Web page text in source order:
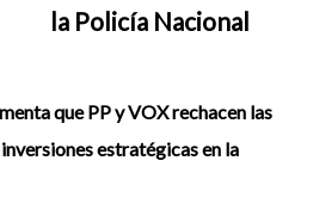
la Policía Nacional
que PP y VOX rechacen las
estratégicas en la